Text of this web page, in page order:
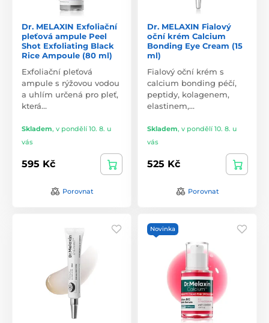
Dr. MELAXIN Exfoliační
pleťová ampule Peel
Shot Exfoliating Black
Rice Ampoule (80 ml)
Exfoliační pleťová
ampule s rýžovou vodou
a uhlím určená pro pleť,
která…
Skladem, v pondělí 10. 8. u
vás
595 Kč
Porovnat
Dr. MELAXIN Fialový
oční krém Calcium
Bonding Eye Cream (15
ml)
Fialový oční krém s
calcium bonding péčí,
peptidy, kolagenem,
elastinem,…
Skladem, v pondělí 10. 8. u
vás
525 Kč
Porovnat
Novinka